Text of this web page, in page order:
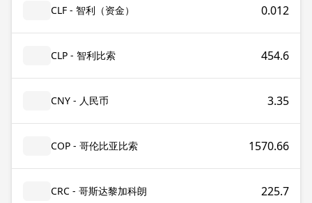
CLF - 智利（资金） 0.012
CLP - 智利比索 454.6
CNY - 人民币 3.35
COP - 哥伦比亚比索 1570.66
CRC - 哥斯达黎加科朗 225.7